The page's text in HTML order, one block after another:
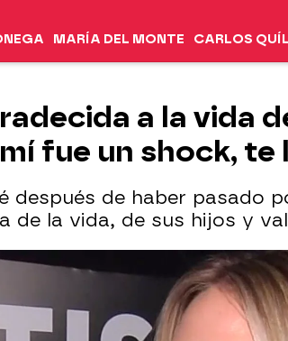
MARÍA DEL MONTE CARLOS
a la vida
fue un shock,
después de haber pasado
de la vida, de sus hijos y
experiencia en el parto de